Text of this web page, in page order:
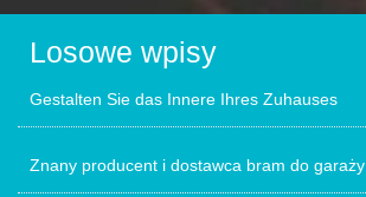
Losowe wpisy
Gestalten Sie das Innere Ihres Zuhauses
Znany producent i dostawca bram do garaży